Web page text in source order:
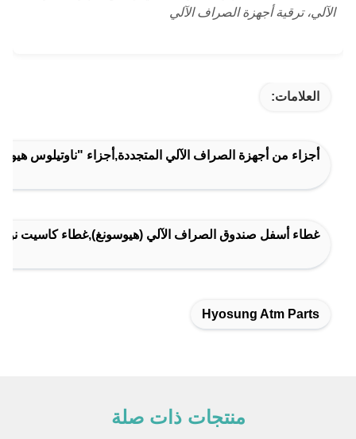
الآلي، ترقية أجهزة الصراف الآلي
العلامات:
أجزاء من أجهزة الصراف الآلي المتجددة,أجزاء "ناوتيلوس
غطاء أسفل صندوق الصراف الآلي (هيوسونغ),غطاء كاسيت نوتيلوس هيوسونغ 5600,أجزاء من
Hyosung Atm Parts
منتجات ذات صلة